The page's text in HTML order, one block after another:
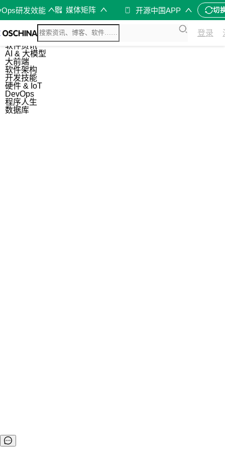
研发效能 媒体矩阵 开源中国APP 切
登录
综合
开源资讯
软件资讯
AI & 大模型
大前端
软件架构
开发技能
硬件 & IoT
DevOps
程序人生
数据库